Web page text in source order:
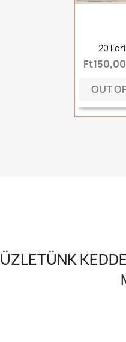
20
OUT
ÜZLETÜNK